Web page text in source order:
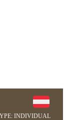
INDIVIDUAL